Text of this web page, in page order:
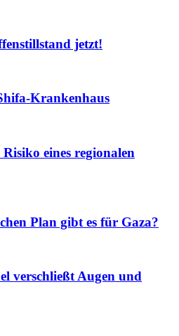
jetzt!
Krankenhaus
eines regionalen
Plan gibt es für Gaza?
verschließt Augen und